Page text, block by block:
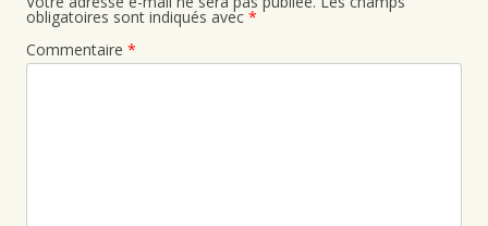
obligatoires sont indiqués avec *
Commentaire *